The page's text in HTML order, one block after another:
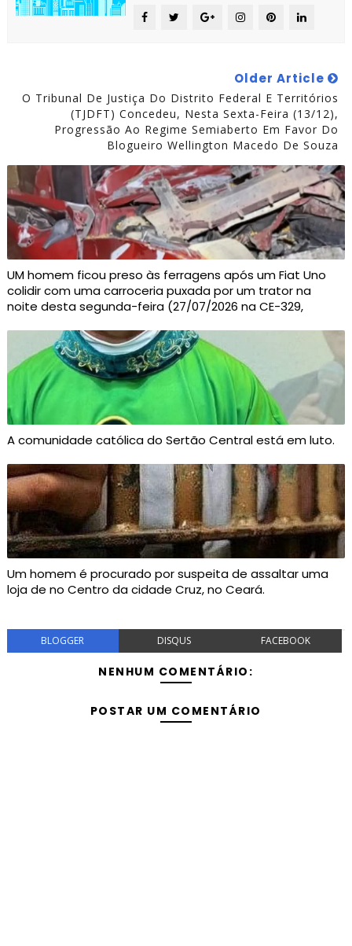
Older Article
O Tribunal De Justiça Do Distrito Federal E Territórios
(TJDFT) Concedeu, Nesta Sexta-Feira (13/12),
Progressão Ao Regime Semiaberto Em Favor Do
Blogueiro Wellington Macedo De Souza
UM homem ficou preso às ferragens após um Fiat Uno
colidir com uma carroceria puxada por um trator na
noite desta segunda-feira (27/07/2026 na CE-329,
A comunidade católica do Sertão Central está em luto.
Um homem é procurado por suspeita de assaltar uma
loja de no Centro da cidade Cruz, no Ceará.
BLOGGER DISQUS FACEBOOK
NENHUM COMENTÁRIO:
POSTAR UM COMENTÁRIO